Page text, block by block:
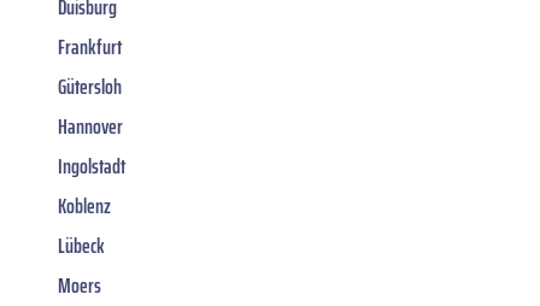
Duisburg
Frankfurt
Gütersloh
Hannover
Ingolstadt
Koblenz
Lübeck
Moers